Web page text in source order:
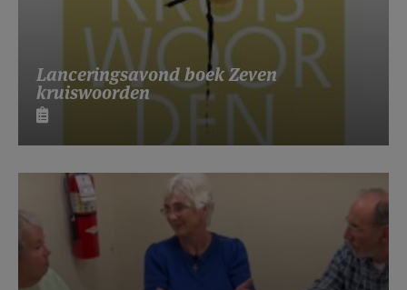
Lanceringsavond boek Zeven
kruiswoorden